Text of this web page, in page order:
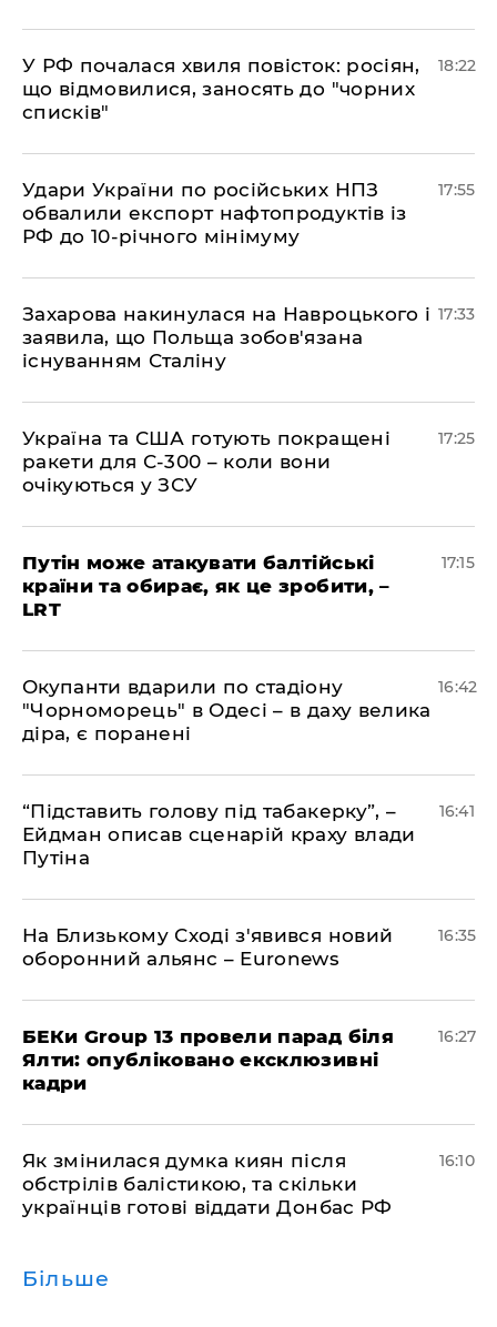
​У РФ почалася хвиля повісток: росіян,
що відмовилися, заносять до "чорних
списків"
18:22
​Удари України по російських НПЗ
обвалили експорт нафтопродуктів із
РФ до 10-річного мінімуму
17:55
​Захарова накинулася на Навроцького і
заявила, що Польща зобов'язана
існуванням Сталіну
17:33
​Україна та США готують покращені
ракети для С-300 – коли вони
очікуються у ЗСУ
17:25
​Путін може атакувати балтійські
країни та обирає, як це зробити, –
LRT
17:15
​Окупанти вдарили по стадіону
"Чорноморець" в Одесі – в даху велика
діра, є поранені
16:42
​“Підставить голову під табакерку”, –
Ейдман описав сценарій краху влади
Путіна
16:41
На Близькому Сході з'явився новий
оборонний альянс – Euronews
16:35
БЕКи Group 13 провели парад біля
Ялти: опубліковано ексклюзивні
кадри
16:27
Як змінилася думка киян після
обстрілів балістикою, та скільки
українців готові віддати Донбас РФ
16:10
Більше